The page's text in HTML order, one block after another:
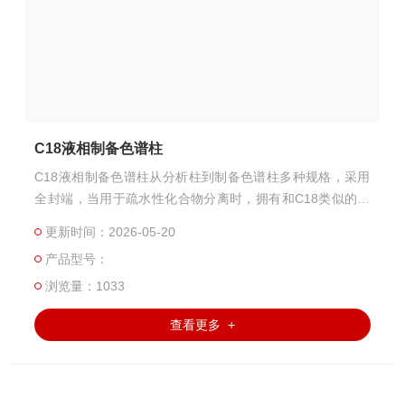
C18液相制备色谱柱
C18液相制备色谱柱从分析柱到制备色谱柱多种规格，采用
全封端，当用于疏水性化合物分离时，拥有和C18类似的选
下都具备高灵敏度，且基线稳定。
更新时间：2026-05-20
产品型号：
浏览量：1033
查看更多 +